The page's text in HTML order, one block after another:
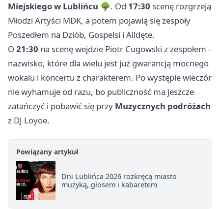
Miejskiego w Lublińcu 🌳. Od 17:30 scenę rozgrzeją
Młodzi Artyści MDK, a potem pojawią się zespoły
Poszedłem na Dziób, Gospelsi i Alldęte.
O 21:30 na scenę wejdzie Piotr Cugowski z zespołem -
nazwisko, które dla wielu jest już gwarancją mocnego
wokalu i koncertu z charakterem. Po występie wieczór
nie wyhamuje od razu, bo publiczność ma jeszcze
zatańczyć i pobawić się przy Muzycznych podróżach
z DJ Loyoe.
Powiązany artykuł
Dni Lublińca 2026 rozkręcą miasto
muzyką, głosem i kabaretem